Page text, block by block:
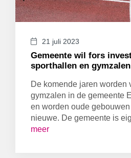
21 juli 2023
Gemeente wil fors
sporthallen en gymzalen
De komende jaren worden
gymzalen in de gemeente
en worden oude
nieuwe. De gemeente is
meer